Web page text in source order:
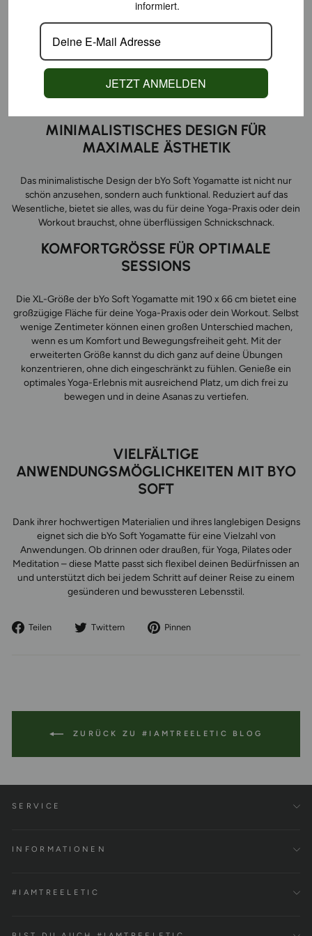
sondern auch die Verantwortung für den Umgang mit unseren
Anteile aus Überproduktion und Schnittresten. Dies entspricht dem
zirkulären Ansatz, Materialien auch weiterzuverwenden. Du kannst
dich also nicht nur auf deiner Matte, sondern auch in deinem
MINIMALISTISCHES DESIGN FÜR
MAXIMALE ÄSTHETIK
Das minimalistische Design der bYo Soft Yogamatte ist nicht nur
schön anzusehen, sondern auch funktional. Reduziert auf das
Wesentliche, bietet sie alles, was du für deine Yoga-Praxis oder dein
Workout brauchst, ohne überflüssigen Schnickschnack.
KOMFORTGRÖSSE FÜR OPTIMALE S
ESSIONS
Die XL-Größe der bYo Soft Yogamatte mit 190 x 66 cm bietet eine
großzügige Fläche für deine Yoga-Praxis oder dein Workout. Selbst
wenige Zentimeter können einen großen Unterschied machen,
wenn es um Komfort und Bewegungsfreiheit geht. Mit der
erweiterten Größe kannst du dich ganz auf deine Übungen
konzentrieren, ohne dich eingeschränkt zu fühlen. Genieße ein
optimales Yoga-Erlebnis mit ausreichend Platz, um dich frei zu
bewegen und in deine Asanas zu vertiefen.
VIELFÄLTIGE
ANWENDUNGSMÖGLICHKEITEN MIT BYO
SOFT
Dank ihrer hochwertigen Materialien und ihres langlebigen Designs
eignet sich die bYo Soft Yogamatte für eine Vielzahl von
Anwendungen. Ob drinnen oder draußen, für Yoga, Pilates oder
Meditation – diese Matte passt sich flexibel deinen Bedürfnissen an
und unterstützt dich bei jedem Schritt auf deiner Reise zu einem
gesünderen und bewussteren Lebensstil.
Teilen
Auf
Twittern
Auf
Pinnen
ZURÜCK ZU #IAMTREELETIC BLOG
SERVICE
INFORMATIONEN
#IAMTREELETIC
informiert.
JETZT ANMELDEN